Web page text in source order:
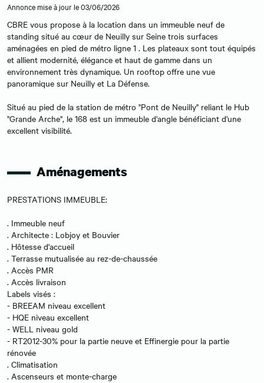
Annonce mise à jour le 03/06/2026
CBRE vous propose à la location dans un immeuble neuf de
standing situé au cœur de Neuilly sur Seine trois surfaces
aménagées en pied de métro ligne 1 . Les plateaux sont tout équipés
et allient modernité, élégance et haut de gamme dans un
environnement très dynamique. Un rooftop offre une vue
panoramique sur Neuilly et La Défense.
Situé au pied de la station de métro "Pont de Neuilly" reliant le Hub
"Grande Arche", le 168 est un immeuble d'angle bénéficiant d'une
excellent visibilité.
Aménagements
PRESTATIONS IMMEUBLE:
. Immeuble neuf
. Architecte : Lobjoy et Bouvier
. Hôtesse d'accueil
. Terrasse mutualisée au rez-de-chaussée
. Accès PMR
. Accès livraison
Labels visés :
- BREEAM niveau excellent
- HQE niveau excellent
- WELL niveau gold
- RT2012-30% pour la partie neuve et Effinergie pour la partie
rénovée
. Climatisation
. Ascenseurs et monte-charge